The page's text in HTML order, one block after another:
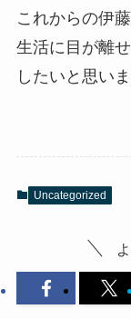
これからの伊
生活に目が離
したいと思いま
Uncategorized